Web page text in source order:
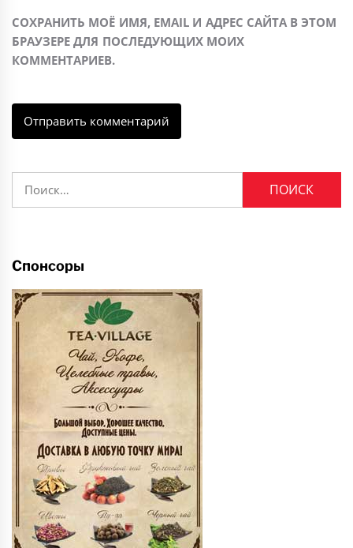
СОХРАНИТЬ МОЁ ИМЯ, EMAIL И АДРЕС САЙТА В ЭТОМ
БРАУЗЕРЕ ДЛЯ ПОСЛЕДУЮЩИХ МОИХ
КОММЕНТАРИЕВ.
Найти:
Спонсоры